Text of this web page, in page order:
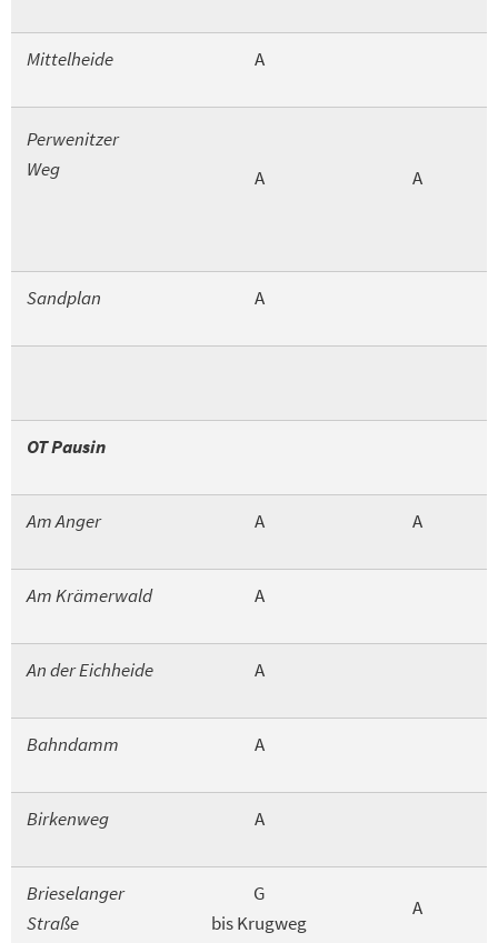
Mittelheide A
Perwenitzer
Weg
A A
Sandplan A
OT Pausin
Am Anger A A
Am Krämerwald A
An der Eichheide A
Bahndamm A
Birkenweg A
Brieselanger
Straße
G
bis Krugweg
A